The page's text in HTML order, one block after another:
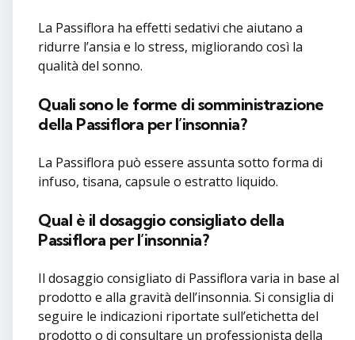
La Passiflora ha effetti sedativi che aiutano a
ridurre l’ansia e lo stress, migliorando così la
qualità del sonno.
Quali sono le forme di somministrazione
della Passiflora per l’insonnia?
La Passiflora può essere assunta sotto forma di
infuso, tisana, capsule o estratto liquido.
Qual è il dosaggio consigliato della
Passiflora per l’insonnia?
Il dosaggio consigliato di Passiflora varia in base al
prodotto e alla gravità dell’insonnia. Si consiglia di
seguire le indicazioni riportate sull’etichetta del
prodotto o di consultare un professionista della